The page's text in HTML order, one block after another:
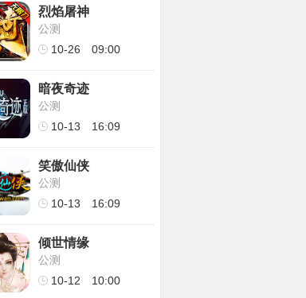
烈焰屠神
公测
10-26 09:00
暗夜奇迹
公测
10-13 16:09
笑傲仙侠
公测
10-13 16:09
倾世情缘
公测
10-12 10:00